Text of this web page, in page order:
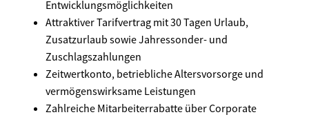
Entwicklungsmöglichkeiten
Attraktiver Tarifvertrag mit 30 Tagen Urlaub,
Zusatzurlaub sowie Jahressonder- und
Zuschlagszahlungen
Zeitwertkonto, betriebliche Altersvorsorge und
vermögenswirksame Leistungen
Zahlreiche Mitarbeiterrabatte über Corporate